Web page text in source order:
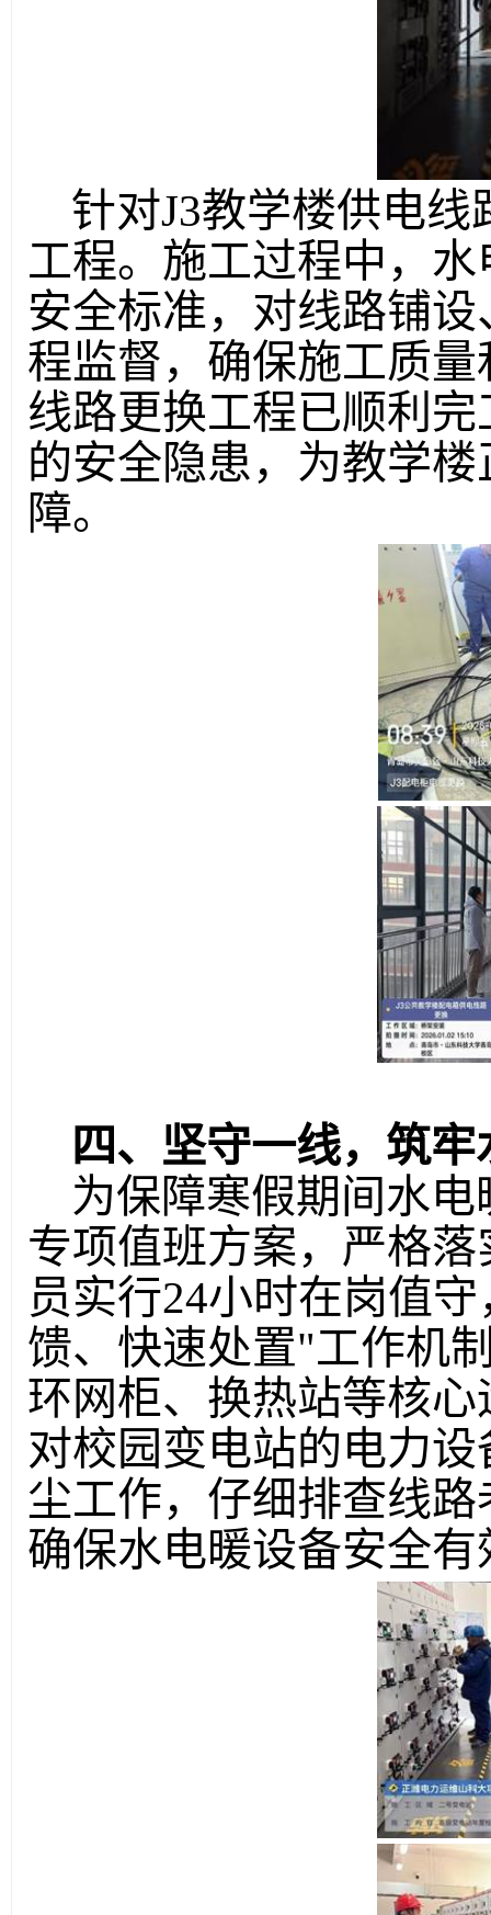
针对J3教学楼供电
工程。施工过程中，
安全标准，对线路铺
程监督，确保施工质
线路更换工程已顺利
的安全隐患，为教学
障。
四、坚守一线，筑牢
为保障寒假期间水
专项值班方案，严格
员实行24小时在岗值
馈、快速处置"工作机
环网柜、换热站等核
对校园变电站的电力
尘工作，仔细排查线
确保水电暖设备安全有